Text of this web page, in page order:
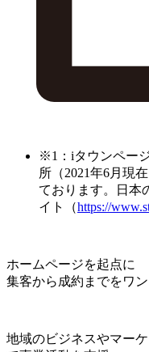
※1：iタウンペー
所（2021年6月現
ております。日本
イト（https://
ホームページを起点に
集客から成約までをワ
地域のビジネスやマー